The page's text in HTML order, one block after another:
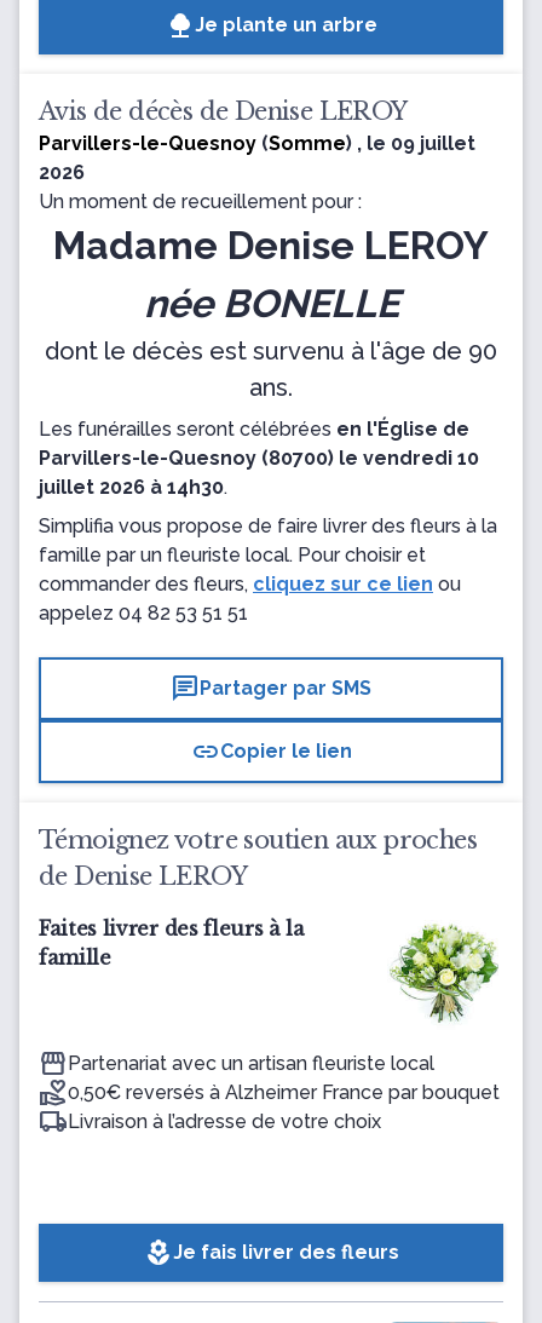
Je plante un arbre
Avis de décès de Denise LEROY
Parvillers-le-Quesnoy (Somme) , le 09 juillet
2026
Un moment de recueillement pour :
Madame Denise LEROY
née BONELLE
dont le décès est survenu à l'âge de 90
ans.
Les funérailles seront célébrées en l'Église de
Parvillers-le-Quesnoy (80700) le vendredi 10
juillet 2026 à 14h30.
Simplifia vous propose de faire livrer des fleurs à la
famille par un fleuriste local. Pour choisir et
commander des fleurs, cliquez sur ce lien ou
appelez 04 82 53 51 51
chatPartager par SMS
linkCopier le lien
Témoignez votre soutien aux proches
de Denise LEROY
Faites livrer des fleurs à la
famille
Partenariat avec un artisan fleuriste local
0,50€ reversés à Alzheimer France par bouquet
Livraison à l’adresse de votre choix
local_floristJe fais livrer des fleurs